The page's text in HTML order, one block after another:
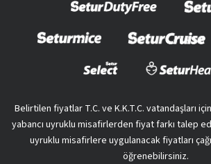
Belirtilen fiyatlar T.C. ve K.K.T.C. vatandaşları
yabancı uyruklu misafirlerden fiyat farkı talep
uyruklu misafirlere uygulanacak fiyatları
öğrenebilirsiniz.